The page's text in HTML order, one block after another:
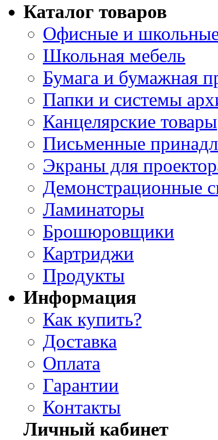
Каталог товаров
Офисные и
Школьная мебель
Бумага и бумажная
Папки и системы
Канцелярские товары
Письменные
Экраны для
Демонстрационные
Ламинаторы
Брошюровщики
Картриджи
Продукты
Информация
Как купить?
Доставка
Оплата
Гарантии
Контакты
Личный кабинет